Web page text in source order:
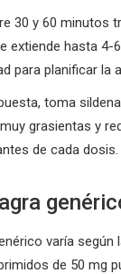
30 y 60 minutos
extiende hasta 4-
para planificar la
toma
grasientas y
de cada dosis.
varía según
de 50 mg